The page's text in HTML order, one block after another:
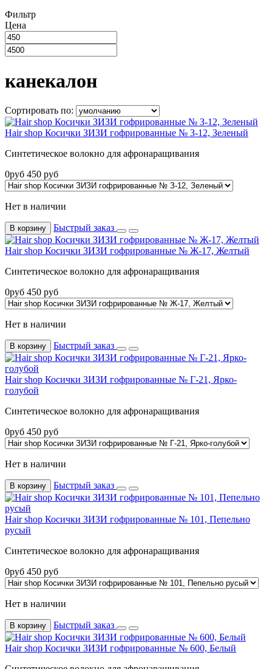
Фильтр
Цена
канекалон
Сортировать по:
Hair shop Косички ЗИЗИ гофрированные № З-12, Зеленый
Синтетическое волокно для афронаращивания
0руб 450 руб
Нет в наличии
В корзину Быстрый заказ
Hair shop Косички ЗИЗИ гофрированные № Ж-17, Желтый
Синтетическое волокно для афронаращивания
0руб 450 руб
Нет в наличии
В корзину Быстрый заказ
Hair shop Косички ЗИЗИ гофрированные № Г-21, Ярко-
голубой
Синтетическое волокно для афронаращивания
0руб 450 руб
Нет в наличии
В корзину Быстрый заказ
Hair shop Косички ЗИЗИ гофрированные № 101, Пепельно
русый
Синтетическое волокно для афронаращивания
0руб 450 руб
Нет в наличии
В корзину Быстрый заказ
Hair shop Косички ЗИЗИ гофрированные № 600, Белый